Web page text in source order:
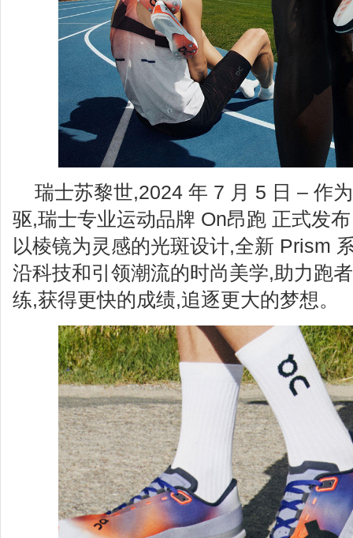
瑞士苏黎世,2024 年 7 月 5 日 – 作
驱,瑞士专业运动品牌 On昂跑 正式发
以棱镜为灵感的光斑设计,全新 Prism
沿科技和引领潮流的时尚美学,助力跑
练,获得更快的成绩,追逐更大的梦想。